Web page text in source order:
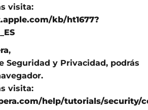
visita:
kb/ht1677?
,
Seguridad y Privacidad, podrás
visita:
help/tutorials/security/